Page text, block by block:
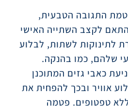
התגובה הטבעית,
לקצב השתייה האישי
לתינוקות לשתות, לבלוע
שלהם, כמו בהנקה.
כאבי גזים המתוכנן
אוויר ובכך להפחית את
ללא טפטופים. פטמה